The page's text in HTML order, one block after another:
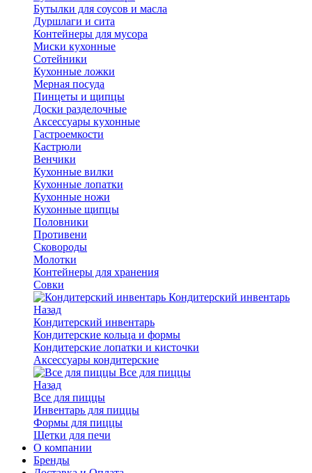
Бутылки для соусов и масла
Дуршлаги и сита
Контейнеры для мусора
Миски кухонные
Сотейники
Кухонные ложки
Мерная посуда
Пинцеты и щипцы
Доски разделочные
Аксессуары кухонные
Гастроемкости
Кастрюли
Венчики
Кухонные вилки
Кухонные лопатки
Кухонные ножи
Кухонные щипцы
Половники
Противени
Сковороды
Молотки
Контейнеры для хранения
Совки
Кондитерский инвентарь
Назад
Кондитерский инвентарь
Кондитерские кольца и формы
Кондитерские лопатки и кисточки
Аксессуары кондитерские
Все для пиццы
Назад
Все для пиццы
Инвентарь для пиццы
Формы для пиццы
Щетки для печи
О компании
Бренды